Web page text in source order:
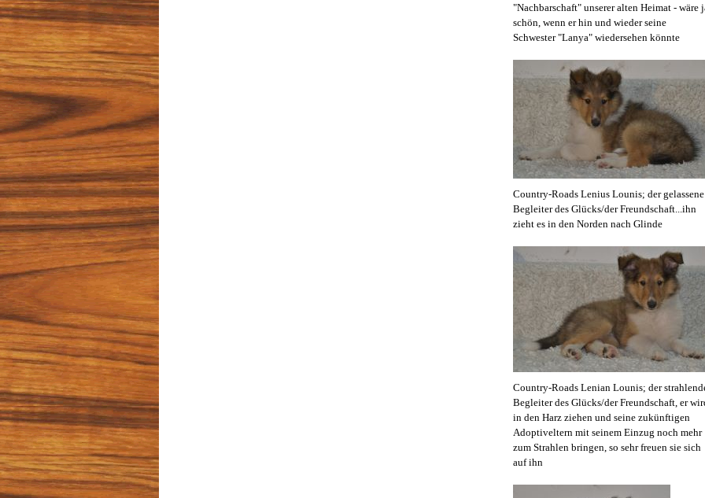
"Nachbarschaft" unserer alten Heimat - wäre
schön, wenn er hin und wieder seine
Schwester "Lanya" wiedersehen könnte
Country-Roads Lenius Lounis; der gelassene
Begleiter des Glücks/der Freundschaft...ihn
zieht es in den Norden nach Glinde
Country-Roads Lenian Lounis; der
Begleiter des Glücks/der Freundschaft, er
in den Harz ziehen und seine zukünftigen
Adoptiveltern mit seinem Einzug noch mehr
zum Strahlen bringen, so sehr freuen sie sich
auf ihn